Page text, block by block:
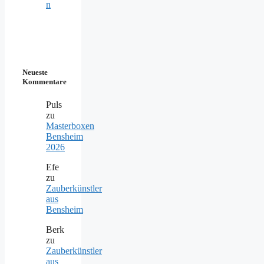
n
Neueste
Kommentare
Puls
zu
Masterboxen
Bensheim
2026
Efe
zu
Zauberkünstler
aus
Bensheim
Berk
zu
Zauberkünstler
aus